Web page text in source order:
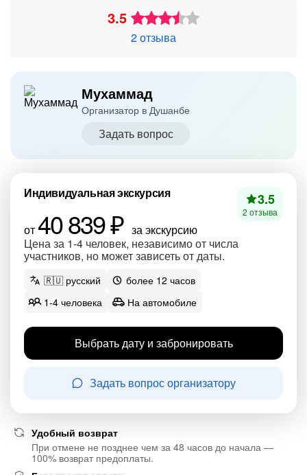
3.5
2 отзыва
Мухаммад
Организатор в Душанбе
Задать вопрос
Индивидуальная экскурсия
от 40 839 ₽ за экскурсию
Цена за 1-4 человек, независимо от числа
участников, но может зависеть от даты.
3.5
2 отзыва
🇷🇺 русский
более 12 часов
1-4 человека
На автомобиле
Выбрать дату и забронировать
Задать вопрос организатору
Удобный возврат
При отмене не позднее чем за 48 часов до начала —
100% возврат предоплаты.